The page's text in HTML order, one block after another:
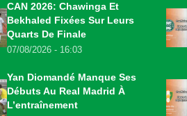
CAN 2026: Chawinga Et
Bekhaled Fixées Sur Leurs
Quarts De Finale
07/08/2026 - 16:03
Yan Diomandé Manque Ses
Débuts Au Real Madrid À
L’entraînement